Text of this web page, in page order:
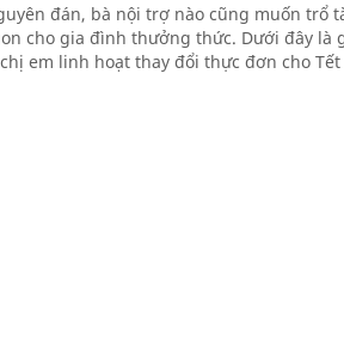
đán, bà nội trợ nào cũng muốn trổ
cho gia đình thưởng thức. Dưới đây là
em linh hoạt thay đổi thực đơn cho Tết